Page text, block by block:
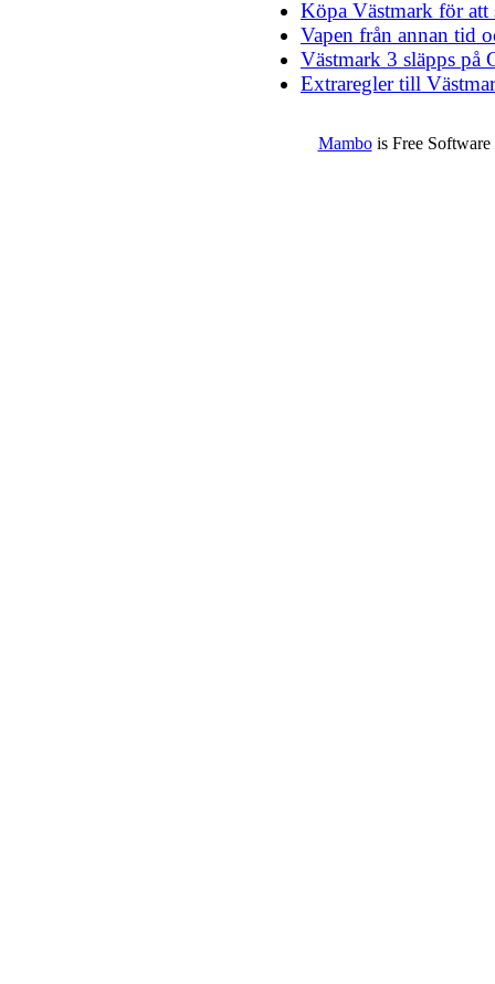
Köpa Västmark för att
Vapen från annan tid
Västmark 3 släpps på
Extraregler till
Mambois Free Software